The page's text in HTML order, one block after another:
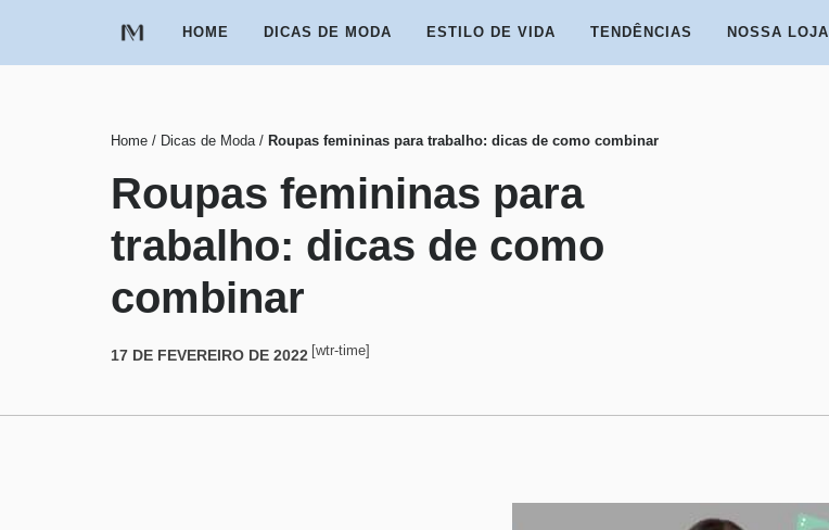
o
HOME DICAS DE MODA ESTILO DE VIDA TENDÊNCIAS NOSSA LOJA
Home / Dicas de Moda/ Roupas femininas para trabalho: dicas de como combinar
Roupas femininas para
trabalho: dicas de como
combinar
17 DE FEVEREIRO DE 2022 [wtr-time]